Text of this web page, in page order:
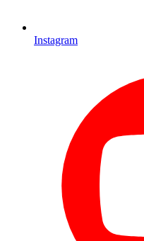
Instagram